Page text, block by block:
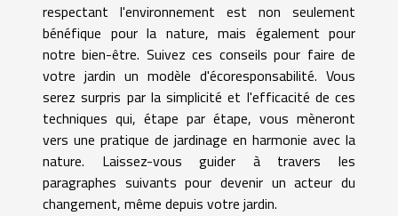
respectant l'environnement est non seulement
bénéfique pour la nature, mais également pour
notre bien-être. Suivez ces conseils pour faire de
votre jardin un modèle d'écoresponsabilité. Vous
serez surpris par la simplicité et l'efficacité de ces
techniques qui, étape par étape, vous mèneront
vers une pratique de jardinage en harmonie avec la
nature. Laissez-vous guider à travers les
paragraphes suivants pour devenir un acteur du
changement, même depuis votre jardin.